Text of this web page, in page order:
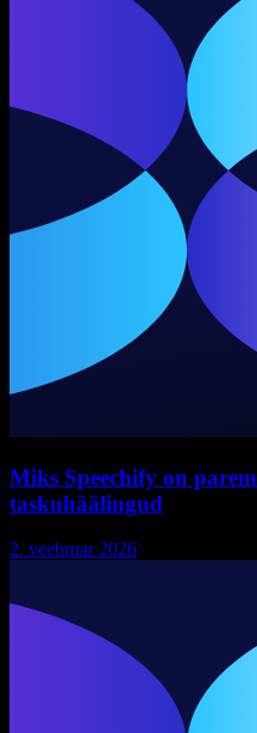
Miks Speechify on
taskuhäälingud
2. veebruar 2026